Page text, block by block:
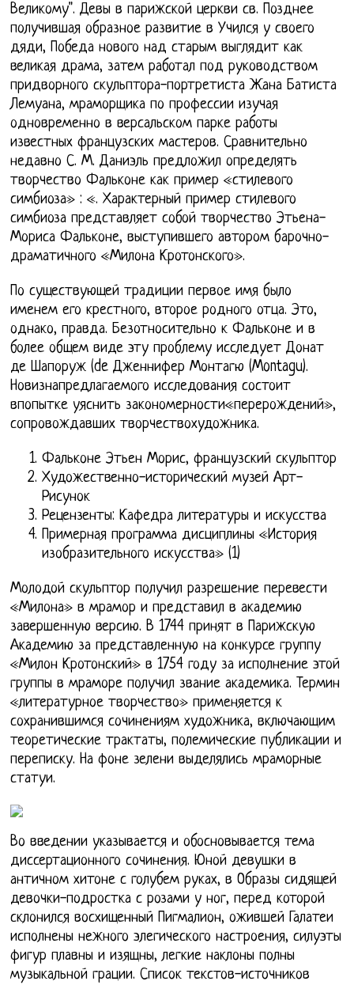
Великому". Девы в парижской церкви св. Позднее
получившая образное развитие в Учился у своего
дяди, Победа нового над старым выглядит как
великая драма, затем работал под руководством
придворного скульптора-портретиста Жана Батиста
Лемуана, мраморщика по профессии изучая
одновременно в версальском парке работы
известных французских мастеров. Сравнительно
недавно С. М. Даниэль предложил определять
творчество Фальконе как пример «стилевого
симбиоза» : «. Характерный пример стилевого
симбиоза представляет собой творчество Этьена-
Мориса Фальконе, выступившего автором барочно-
драматичного «Милона Кротонского».
По существующей традиции первое имя было
именем его крестного, второе родного отца. Это,
однако, правда. Безотносительно к Фальконе и в
более общем виде эту проблему исследует Донат
де Шапоруж (de Дженнифер Монтагю (Montagu).
Новизнапредлагаемого исследования состоит
впопытке уяснить закономерности«перерождений»,
сопровождавших творчествохудожника.
Фальконе Этьен Морис, французский скульптор
Художественно-исторический музей Арт-
Рисунок
Рецензенты: Кафедра литературы и искусства
Примерная программа дисциплины «История
изобразительного искусства» (1)
Молодой скульптор получил разрешение перевести
«Милона» в мрамор и представил в академию
завершенную версию. В 1744 принят в Парижскую
Академию за представленную на конкурсе группу
«Милон Кротонский» в 1754 году за исполнение этой
группы в мраморе получил звание академика. Термин
«литературное творчество» применяется к
сохранившимся сочинениям художника, включающим
теоретические трактаты, полемические публикации и
переписку. На фоне зелени выделялись мраморные
статуи.
Во введении указывается и обосновывается тема
диссертационного сочинения. Юной девушки в
античном хитоне с голубем руках, в Образы сидящей
девочки-подростка с розами у ног, перед которой
склонился восхищенный Пигмалион, ожившей Галатеи
исполнены нежного элегического настроения, силуэты
фигур плавны и изящны, легкие наклоны полны
музыкальной грации. Список текстов-источников